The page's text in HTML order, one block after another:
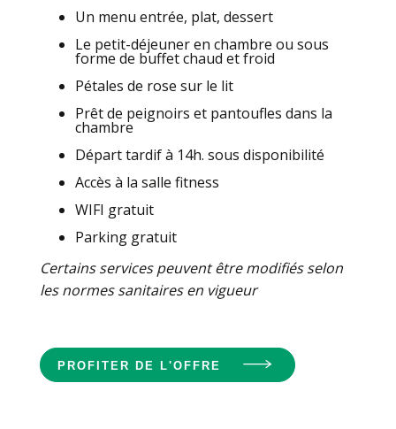
Un menu entrée, plat, dessert
Le petit-déjeuner en chambre ou sous
forme de buffet chaud et froid
Pétales de rose sur le lit
Prêt de peignoirs et pantoufles dans la
chambre
Départ tardif à 14h. sous disponibilité
Accès à la salle fitness
WIFI gratuit
Parking gratuit
Certains services peuvent être modifiés selon
les normes sanitaires en vigueur
PROFITER DE L'OFFRE